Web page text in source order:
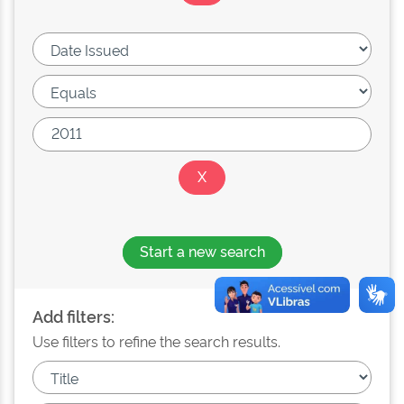
Start a new search
Add filters:
Use filters to refine the search results.